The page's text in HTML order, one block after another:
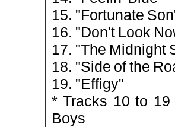
15. "Fortunate
16. "Don't Look
17. "The Midnight
18. "Side of the
19. "Effigy"
* Tracks 10 to
Boys